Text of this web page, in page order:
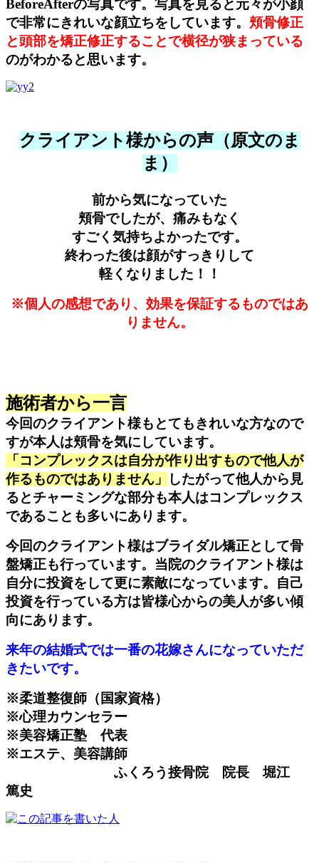
BeforeAfterの写真です。写真を見ると元々が小顔
で非常にきれいな顔立ちをしています。 頬骨修正
と頭部を矯正修正することで横径が狭まっている
のがわかると思います。
クライアント様からの声（原文のま
ま）
前から気になっていた
頬骨でしたが、痛みもなく
すごく気持ちよかったです。
終わった後は顔がすっきりして
軽くなりました！！
※個人の感想であり、効果を保証するものではあ
りません。
施術者から一言
今回のクライアント様もとてもきれいな方なので
すが本人は頬骨を気にしています。
「コンプレックスは自分が作り出すもので他人が
作るものではありません」
したがって他人から見
るとチャーミングな部分も本人はコンプレックス
であることも多いにあります。
今回のクライアント様はブライダル矯正として骨
盤矯正も行っています。当院のクライアント様は
自分に投資をして更に素敵になっています。自己
投資を行っている方は皆様心からの美人が多い傾
向にあります。
来年の結婚式では一番の花嫁さんになっていただ
きたいです。
※柔道整復師（国家資格）
※心理カウンセラー
※美容矯正塾 代表
※エステ、美容講師
ふくろう接骨院 院長 堀江
篤史